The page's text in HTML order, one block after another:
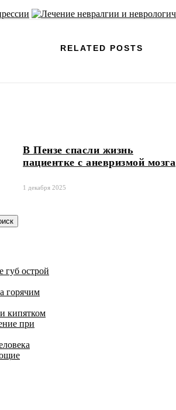
RELATED POSTS
В Пензе спасли жизнь
пациентке с аневризмой мозга
1 декабря 2025
губ острой
горячим
кипятком
при